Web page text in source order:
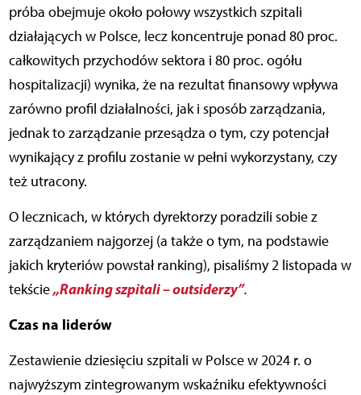
próba obejmuje około połowy wszystkich szpitali
działających w Polsce, lecz koncentruje ponad 80 proc.
całkowitych przychodów sektora i 80 proc. ogółu
hospitalizacji) wynika, że na rezultat finansowy wpływa
zarówno profil działalności, jak i sposób zarządzania,
jednak to zarządzanie przesądza o tym, czy potencjał
wynikający z profilu zostanie w pełni wykorzystany, czy
też utracony.
O lecznicach, w których dyrektorzy poradzili sobie z
zarządzaniem najgorzej (a także o tym, na podstawie
jakich kryteriów powstał ranking), pisaliśmy 2 listopada w
tekście„Ranking szpitali – outsiderzy”.
Czas na liderów
Zestawienie dziesięciu szpitali w Polsce w 2024 r. o
najwyższym zintegrowanym wskaźniku efektywności